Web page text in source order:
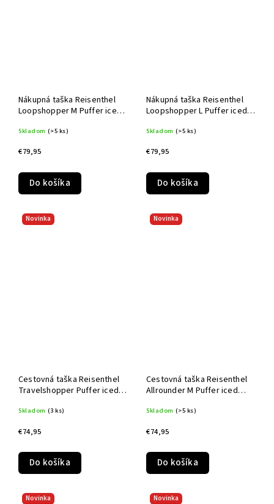
Nákupná taška Reisenthel
Loopshopper M Puffer iced
Skladom (>5 ks)
€79,95
Do košíka
Nákupná taška Reisenthel
Loopshopper L Puffer iced
Skladom (>5 ks)
€79,95
Do košíka
Novinka
Cestovná taška Reisenthel
Travelshopper Puffer iced
Skladom (3 ks)
€74,95
Do košíka
Novinka
Cestovná taška Reisenthel
Allrounder M Puffer iced
Skladom (>5 ks)
€74,95
Do košíka
Novinka Novinka